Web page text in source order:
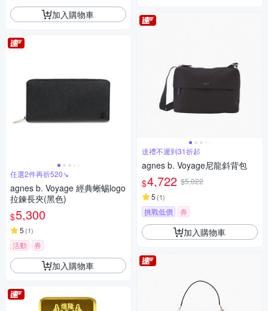
加入購物車
任選2件再折520↘
agnes b. Voyage 經典蜥蜴logo
拉鍊長夾(黑色)
$5,300
5 (1)
活動 券
加入購物車
送禮不遲到31折起
agnes b. Voyage尼龍斜背包
$4,722 $5,022
5 (1)
挑戰低價 券
加入購物車